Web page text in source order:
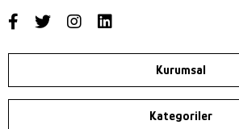
Kurumsal
Kategoriler